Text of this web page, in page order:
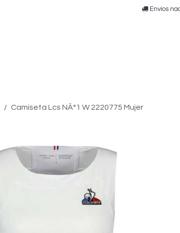
E​nvíos
Camiseta Lcs NÂ°1 W 2220775 Mujer